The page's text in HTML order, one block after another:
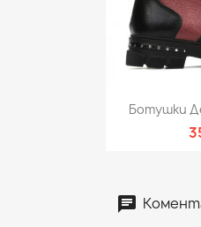

Ботушки